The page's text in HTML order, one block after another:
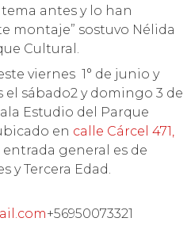
antes y lo han
montaje” sostuvo Nélida
Cultural.
viernes 1° de junio y
sábado2 y domingo 3 de
Estudio del Parque
en calle Cárcel 471,
entrada general es de
y Tercera Edad.
+56950073321